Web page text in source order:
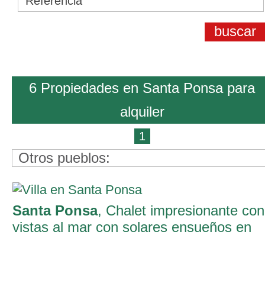
6 Propiedades en Santa Ponsa para
alquiler
1
Otros pueblos:
Santa Ponsa, Chalet impresionante con
vistas al mar con solares ensueños en